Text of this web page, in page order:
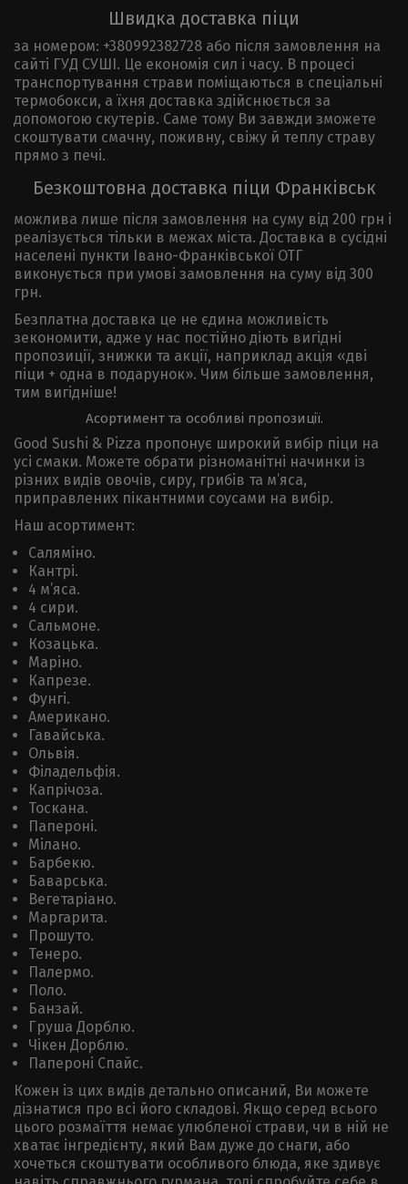
Швидка доставка піци
за номером: +380992382728 або після замовлення на
сайті ГУД СУШІ. Це економія сил і часу. В процесі
транспортування страви поміщаються в спеціальні
термобокси, а їхня доставка здійснюється за
допомогою скутерів. Саме тому Ви завжди зможете
скоштувати смачну, поживну, свіжу й теплу страву
прямо з печі.
Безкоштовна доставка піци Франківськ
можлива лише після замовлення на суму від 200 грн і
реалізується тільки в межах міста. Доставка в сусідні
населені пункти Івано-Франківської ОТГ
виконується при умові замовлення на суму від 300
грн.
Безплатна доставка це не єдина можливість
зекономити, адже у нас постійно діють вигідні
пропозиції, знижки та акції, наприклад акція «дві
піци + одна в подарунок». Чим більше замовлення,
тим вигідніше!
Асортимент та особливі пропозиції.
Good Sushi & Pizza пропонує широкий вибір піци на
усі смаки. Можете обрати різноманітні начинки із
різних видів овочів, сиру, грибів та м’яса,
приправлених пікантними соусами на вибір.
Наш асортимент:
Саляміно.
Кантрі.
4 м’яса.
4 сири.
Сальмоне.
Козацька.
Маріно.
Капрезе.
Фунгі.
Американо.
Гавайська.
Ольвія.
Філадельфія.
Капрічоза.
Тоскана.
Папероні.
Мілано.
Барбекю.
Баварська.
Вегетаріано.
Маргарита.
Прошуто.
Тенеро.
Палермо.
Поло.
Банзай.
Груша Дорблю.
Чікен Дорблю.
Папероні Спайс.
Кожен із цих видів детально описаний, Ви можете
дізнатися про всі його складові. Якщо серед всього
цього розмаїття немає улюбленої страви, чи в ній не
хватає інгредієнту, який Вам дуже до снаги, або
хочеться скоштувати особливого блюда, яке здивує